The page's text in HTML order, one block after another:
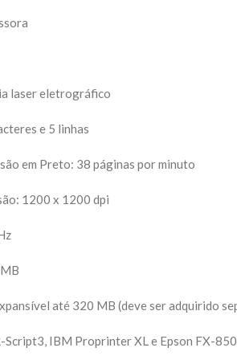
laser eletrográfico
e 5 linhas
em Preto: 38 páginas por minuto
1200 x 1200 dpi
até 320 MB (deve ser adquirido
Script3, IBM Proprinter XL e Epson FX-850